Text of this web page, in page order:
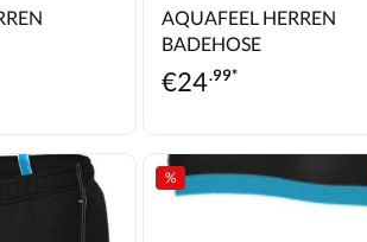
Bewertung von 0 von 5 Sternen
Durchschnittliche
AQUAFEEL HERREN
BADEHOSE
€24.99*
%